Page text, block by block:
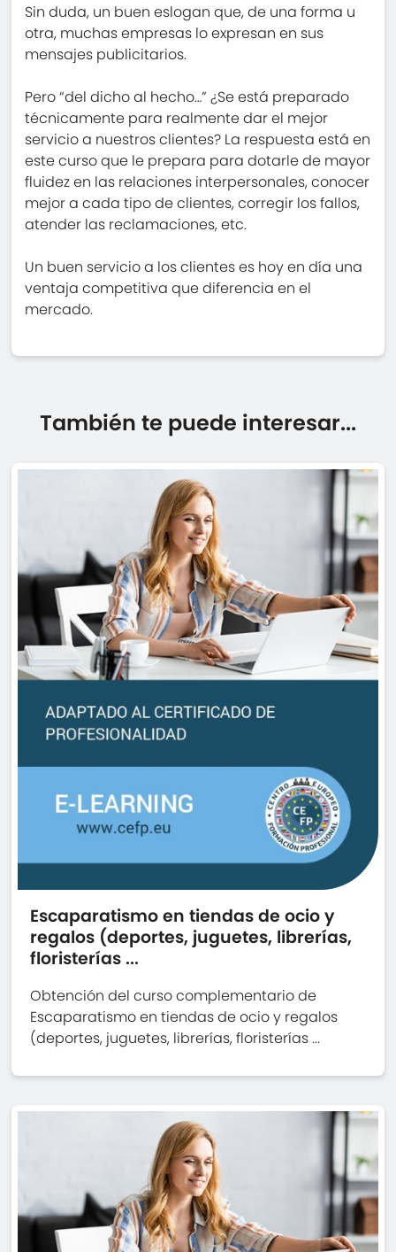
Sin duda, un buen eslogan que, de una forma u
otra, muchas empresas lo expresan en sus
mensajes publicitarios.
Pero “del dicho al hecho…” ¿Se está preparado
técnicamente para realmente dar el mejor
servicio a nuestros clientes? La respuesta está en
este curso que le prepara para dotarle de mayor
fluidez en las relaciones interpersonales, conocer
mejor a cada tipo de clientes, corregir los fallos,
atender las reclamaciones, etc.
Un buen servicio a los clientes es hoy en día una
ventaja competitiva que diferencia en el
mercado.
También te puede interesar...
Escaparatismo en tiendas de ocio y
regalos (deportes, juguetes, librerías,
floristerías ...
Obtención del curso complementario de
Escaparatismo en tiendas de ocio y regalos
(deportes, juguetes, librerías, floristerías ...